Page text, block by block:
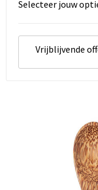
Selecteer jouw
Vrijblijvende